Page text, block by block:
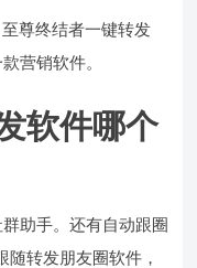
尊终结者一键转发
营销软件。
软件哪个
助手。还有自动跟圈
转发朋友圈软件，